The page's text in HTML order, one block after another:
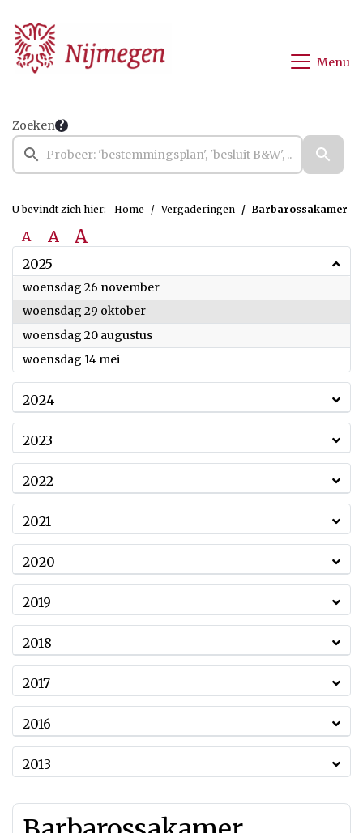
Menu
Zoeken
U bevindt zich hier: Home Vergaderingen Barbarossakamer
A A A
2025
woensdag 26 november2025
woensdag 29 oktober2025
woensdag 20 augustus2025
woensdag 14 mei
2024
2023
2022
2021
2020
2019
2018
2017
2016
2013